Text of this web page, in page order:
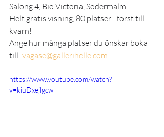
Salong 4, Bio Victoria, Södermalm
Helt gratis visning, 80 platser - först till
kvarn!
Ange hur många platser du önskar boka
till: vagase@gallerihelle.com
https://www.youtube.com/watch?
v=kiuDxejlgcw